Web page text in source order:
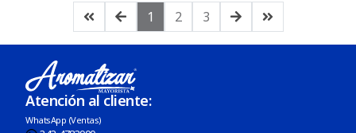
1 2 3
Atención al cliente:
WhatsApp (Ventas)